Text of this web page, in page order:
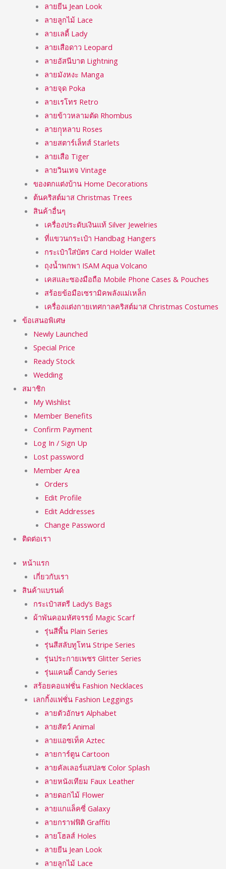
ลายยีน Jean Look
ลายลูกไม้ Lace
ลายเลดี้ Lady
ลายเสือดาว Leopard
ลายอัสนีบาต Lightning
ลายมังหงะ Manga
ลายจุด Poka
ลายเรโทร Retro
ลายข้าวหลามตัด Rhombus
ลายกุุหลาบ Roses
ลายสตาร์เล็ทส์ Starlets
ลายเสือ Tiger
ลายวินเทจ Vintage
ของตกแต่งบ้าน Home Decorations
ต้นคริสต์มาส Christmas Trees
สินค้าอื่นๆ
เครื่องประดับเงินแท้ Silver Jewelries
ที่แขวนกระเป๋า Handbag Hangers
กระเป๋าใส่บัตร Card Holder Wallet
ถุงน้ำพกพา ISAM Aqua Volcano
เคสและซองมือถือ Mobile Phone Cases & Pouches
สร้อยข้อมือเซรามิคพลังแม่เหล็ก
เครื่องแต่งกายเทศกาลคริสต์มาส Christmas Costumes
ข้อเสนอพิเศษ
Newly Launched
Special Price
Ready Stock
Wedding
สมาชิก
My Wishlist
Member Benefits
Confirm Payment
Log In / Sign Up
Lost password
Member Area
Orders
Edit Profile
Edit Addresses
Change Password
ติดต่อเรา
หน้าแรก
เกี่ยวกับเรา
สินค้าแบรนด์
กระเป๋าสตรี Lady’s Bags
ผ้าพันคอมหัศจรรย์ Magic Scarf
รุ่นสีพื้น Plain Series
รุ่นสีสลับทูโทน Stripe Series
รุ่นประกายเพชร Glitter Series
รุ่นแคนดี้ Candy Series
สร้อยคอแฟชั่น Fashion Necklaces
เลกกิ้งแฟชั่น Fashion Leggings
ลายตัวอักษร Alphabet
ลายสัตว์ Animal
ลายแอซเท็ค Aztec
ลายการ์ตูน Cartoon
ลายคัลเลอร์แสปลช Color Splash
ลายหนังเทียม Faux Leather
ลายดอกไม้ Flower
ลายแกแล็คซี่ Galaxy
ลายกราฟฟิติ Graffiti
ลายโฮลส์ Holes
ลายยีน Jean Look
ลายลูกไม้ Lace